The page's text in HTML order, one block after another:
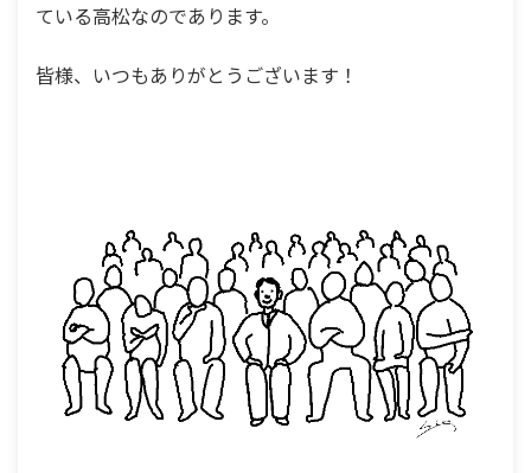
ている高松なのであります。
皆様、いつもありがとうございます！